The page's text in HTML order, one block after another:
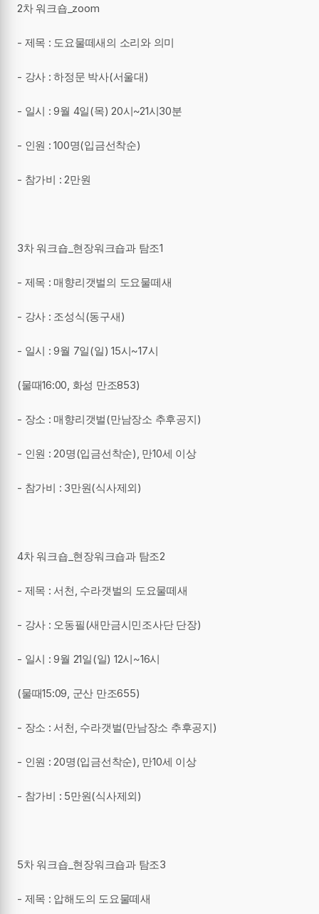
2차 워크숍_zoom
- 제목 : 도요물떼새의 소리와 의미
- 강사 : 하정문 박사(서울대)
- 일시 : 9월 4일(목) 20시~21시30분
- 인원 : 100명(입금선착순)
- 참가비 : 2만원
3차 워크숍_현장워크숍과 탐조1
- 제목 : 매향리갯벌의 도요물떼새
- 강사 : 조성식(동구새)
- 일시 : 9월 7일(일) 15시~17시
(물때16:00, 화성 만조853)
- 장소 : 매향리갯벌(만남장소 추후공지)
- 인원 : 20명(입금선착순), 만10세 이상
- 참가비 : 3만원(식사제외)
4차 워크숍_현장워크숍과 탐조2
- 제목 : 서천, 수라갯벌의 도요물떼새
- 강사 : 오동필(새만금시민조사단 단장)
- 일시 : 9월 21일(일) 12시~16시
(물때15:09, 군산 만조655)
- 장소 : 서천, 수라갯벌(만남장소 추후공지)
- 인원 : 20명(입금선착순), 만10세 이상
- 참가비 : 5만원(식사제외)
5차 워크숍_현장워크숍과 탐조3
- 제목 : 압해도의 도요물떼새